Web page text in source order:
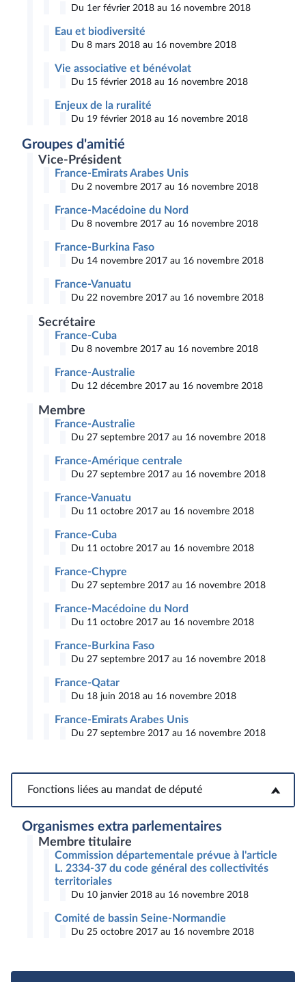
Du 1er février 2018 au 16 novembre 2018
Eau et biodiversité
Du 8 mars 2018 au 16 novembre 2018
Vie associative et bénévolat
Du 15 février 2018 au 16 novembre 2018
Enjeux de la ruralité
Du 19 février 2018 au 16 novembre 2018
Groupes d'amitié
Vice-Président
France-Emirats Arabes Unis
Du 2 novembre 2017 au 16 novembre 2018
France-Macédoine du Nord
Du 8 novembre 2017 au 16 novembre 2018
France-Burkina Faso
Du 14 novembre 2017 au 16 novembre 2018
France-Vanuatu
Du 22 novembre 2017 au 16 novembre 2018
Secrétaire
France-Cuba
Du 8 novembre 2017 au 16 novembre 2018
France-Australie
Du 12 décembre 2017 au 16 novembre 2018
Membre
France-Australie
Du 27 septembre 2017 au 16 novembre 2018
France-Amérique centrale
Du 27 septembre 2017 au 16 novembre 2018
France-Vanuatu
Du 11 octobre 2017 au 16 novembre 2018
France-Cuba
Du 11 octobre 2017 au 16 novembre 2018
France-Chypre
Du 27 septembre 2017 au 16 novembre 2018
France-Macédoine du Nord
Du 11 octobre 2017 au 16 novembre 2018
France-Burkina Faso
Du 27 septembre 2017 au 16 novembre 2018
France-Qatar
Du 18 juin 2018 au 16 novembre 2018
France-Emirats Arabes Unis
Du 27 septembre 2017 au 16 novembre 2018
Fonctions liées au mandat de député
Fonctions liées au mandat de député
Organismes extra parlementaires
Membre titulaire
Commission départementale prévue à l'article
L. 2334-37 du code général des collectivités
territoriales
Du 10 janvier 2018 au 16 novembre 2018
Comité de bassin Seine-Normandie
Du 25 octobre 2017 au 16 novembre 2018